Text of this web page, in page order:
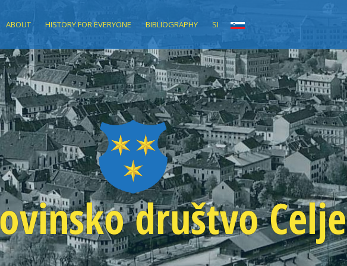
ABOUT HISTORY FOR EVERYONE BIBLIOGRAPHY SI
društvo Celje